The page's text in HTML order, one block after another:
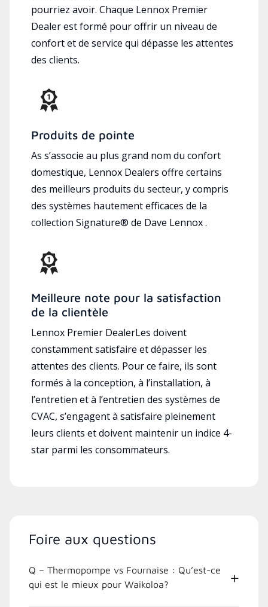
pourriez avoir. Chaque Lennox Premier
Dealer est formé pour offrir un niveau de
confort et de service qui dépasse les attentes
des clients.
Produits de pointe
As s’associe au plus grand nom du confort
domestique, Lennox Dealers offre certains
des meilleurs produits du secteur, y compris
des systèmes hautement efficaces de la
collection Signature® de Dave Lennox .
Meilleure note pour la satisfaction
de la clientèle
Lennox Premier DealerLes doivent
constamment satisfaire et dépasser les
attentes des clients. Pour ce faire, ils sont
formés à la conception, à l’installation, à
l’entretien et à l’entretien des systèmes de
CVAC, s’engagent à satisfaire pleinement
leurs clients et doivent maintenir un indice 4-
star parmi les consommateurs.
Foire aux questions
Q – Thermopompe vs Fournaise : Qu’est-ce
qui est le mieux pour Waikoloa?